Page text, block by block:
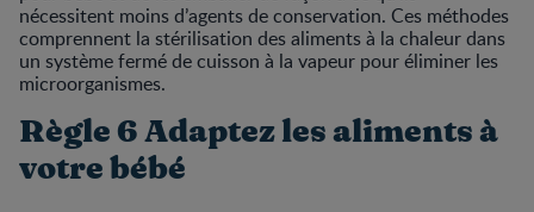
nécessitent moins d’agents de conservation. Ces méthodes
comprennent la stérilisation des aliments à la chaleur dans
un système fermé de cuisson à la vapeur pour éliminer les
microorganismes.
Règle 6 Adaptez les aliments à
votre bébé